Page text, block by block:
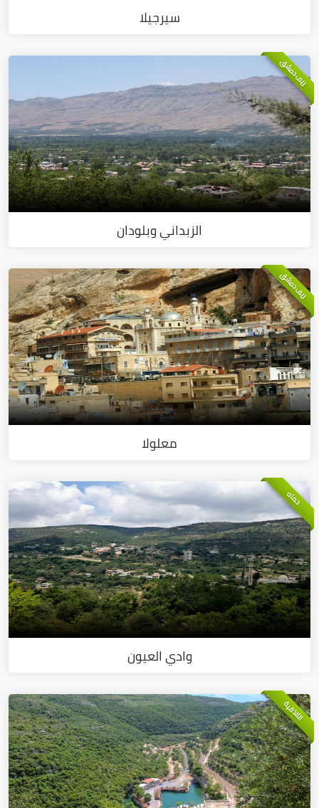
سيرجيلا
ريف دمشق
الزبداني وبلودان
ريف دمشق
معلولا
حماه
وادي العيون
اللاذقية